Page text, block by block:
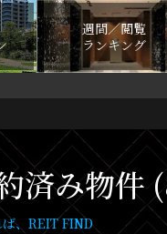
週間／閲覧
ランキング
済み物
、REIT FIND